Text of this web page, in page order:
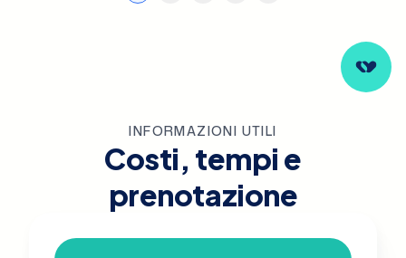
INFORMAZIONI UTILI
Costi, tempi e
prenotazione